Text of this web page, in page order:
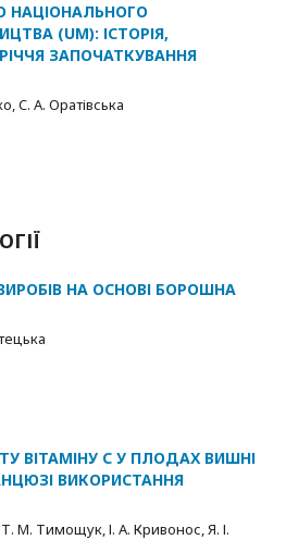
НАЦІОНАЛЬНОГО
(UM): ІСТОРІЯ,
ЗАПОЧАТКУВАННЯ
C. А. Оратівська
НА ОСНОВІ БОРОШНА
ВІТАМІНУ С У ПЛОДАХ ВИШНІ
ВИКОРИСТАННЯ
М. Тимощук, І. А. Кривонос, Я. І.